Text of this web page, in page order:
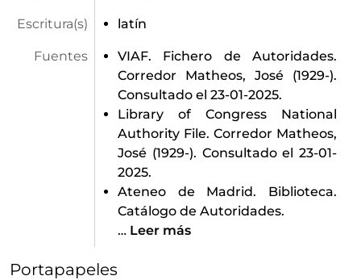
Escritura(s) latín
Fuentes
VIAF. Fichero de Autoridades.
Corredor Matheos, José (1929-).
Consultado el 23-01-2025.
Library of Congress National
Authority File. Corredor Matheos,
José (1929-). Consultado el 23-01-
2025.
Ateneo de Madrid. Biblioteca.
Catálogo de Autoridades.
… Leer más
Portapapeles